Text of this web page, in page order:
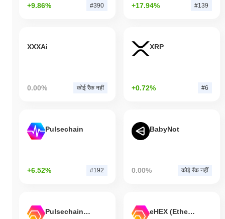
+9.86% #390 +17.94% #139
XXXAi
0.00% कोई रैंक नहीं
XRP
+0.72% #6
Pulsechain
+6.52% #192
BabyNot
0.00% कोई रैंक नहीं
Pulsechain Bridged HEX (Pulsechain) eHEX (Ethereum)